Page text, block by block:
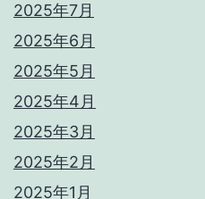
2025年7月
2025年6月
2025年5月
2025年4月
2025年3月
2025年2月
2025年1月